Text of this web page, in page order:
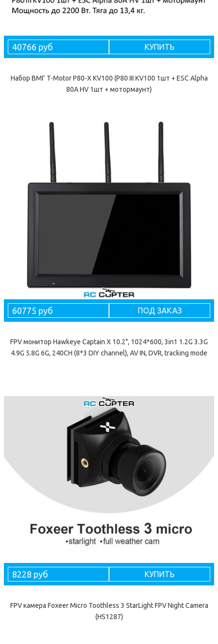
40766 руб КУПИТЬ
Набор ВМГ T-Motor P80-X KV100 (P80 III KV100 1шт + ESC Alpha
80A HV 1шт + мотормаунт)
60775 руб ПОД ЗАКАЗ
FPV монитор Hawkeye Captain X 10.2", 1024*600, 3in1 1.2G 3.3G
4.9G 5.8G 6G, 240CH (8*3 DIY channel), AV IN, DVR, tracking mode
8228 руб КУПИТЬ
FPV камера Foxeer Micro Toothless 3 StarLight FPV Night Camera
(HS1287)